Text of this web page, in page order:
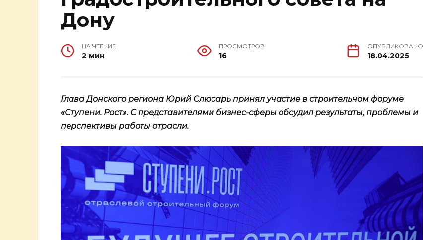
Дону
НА ЧТЕНИЕ
2 мин
ПРОСМОТРОВ
16
ОПУБЛИКОВАНО
18.04.2025
Глава Донского региона Юрий Слюсарь принял участие в строительном форуме
«Ступени. Рост». С представителями бизнес-сферы обсудил результаты, проблемы и
перспективы работы отрасли.